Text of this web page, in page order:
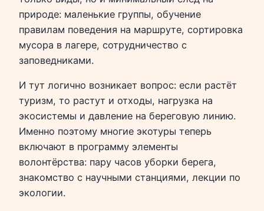
природе: маленькие группы, обучение
правилам поведения на маршруте, сортировка
мусора в лагере, сотрудничество с
заповедниками.
И тут логично возникает вопрос: если растёт
туризм, то растут и отходы, нагрузка на
экосистемы и давление на береговую линию.
Именно поэтому многие экотуры теперь
включают в программу элементы
волонтёрства: пару часов уборки берега,
знакомство с научными станциями, лекции по
экологии.